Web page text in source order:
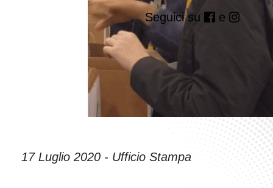
Seguici su e
17 Luglio 2020 - Ufficio Stampa